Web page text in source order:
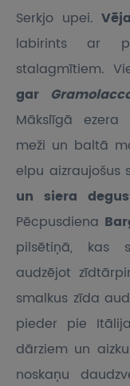
Serkjo upei.
labirints ar
stalagmītiem.
gar
Mākslīgā ezera
meži un baltā
elpu aizraujošus
un siera
Pēcpusdiena
pilsētiņā, kas
audzējot
smalkus zīda
pieder pie
dārziem un
noskaņu